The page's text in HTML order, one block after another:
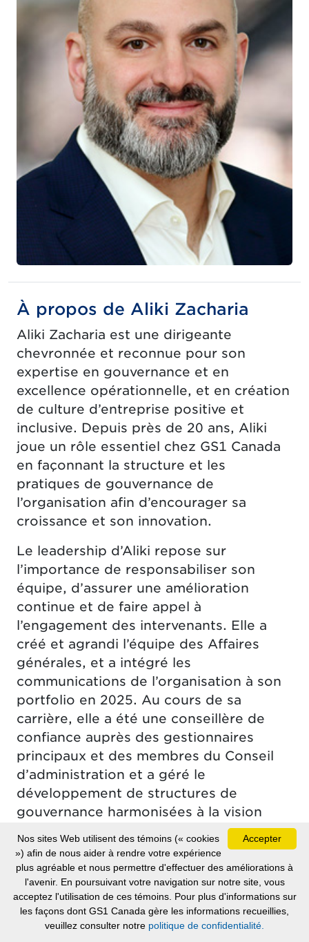
À propos de Aliki Zacharia
Aliki Zacharia est une dirigeante
chevronnée et reconnue pour son
expertise en gouvernance et en
excellence opérationnelle, et en création
de culture d’entreprise positive et
inclusive. Depuis près de 20 ans, Aliki
joue un rôle essentiel chez GS1 Canada
en façonnant la structure et les
pratiques de gouvernance de
l’organisation afin d’encourager sa
croissance et son innovation.
Le leadership d’Aliki repose sur
l’importance de responsabiliser son
équipe, d’assurer une amélioration
continue et de faire appel à
l’engagement des intervenants. Elle a
créé et agrandi l’équipe des Affaires
générales, et a intégré les
communications de l’organisation à son
portfolio en 2025. Au cours de sa
carrière, elle a été une conseillère de
confiance auprès des gestionnaires
principaux et des membres du Conseil
d’administration et a géré le
développement de structures de
gouvernance harmonisées à la vision
Avant de se joindre à GS1 Canada, Aliki
jouait des rôles de premier plan auprès
d’autres organisations. Chez la
Fédération canadienne des épiciers
indépendants, elle était chargée de la
Accepter
Nos sites Web utilisent des témoins (« cookies
») afin de nous aider à rendre votre expérience
plus agréable et nous permettre d'effectuer des améliorations à
l'avenir. En poursuivant votre navigation sur notre site, vous
acceptez l'utilisation de ces témoins. Pour plus d'informations sur
les façons dont GS1 Canada gère les informations recueillies,
veuillez consulter notre politique de confidentialité.